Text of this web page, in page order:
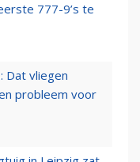
777-9’s te
Dat vliegen
probleem voor